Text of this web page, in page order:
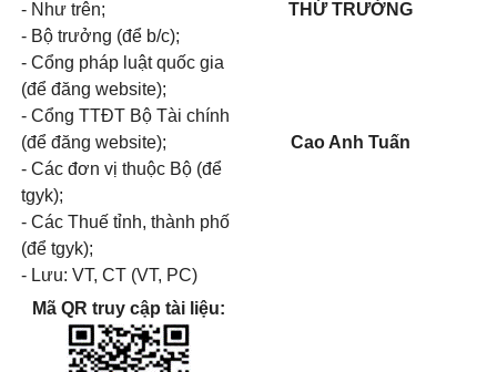
- Như trên;
- Bộ trưởng (để b/c);
- Cổng pháp luật quốc gia
(để đăng website);
- Cổng TTĐT Bộ Tài chính
(để đăng website);
- Các đơn vị thuộc Bộ (để
tgyk);
- Các Thuế tỉnh, thành phố
(để tgyk);
- Lưu: VT, CT (VT, PC)
THỨ TRƯỞNG
Cao Anh Tuấn
Mã QR truy cập tài liệu: